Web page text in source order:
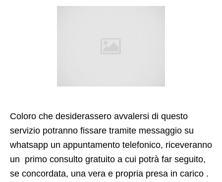
Coloro che desiderassero avvalersi di questo
servizio potranno fissare tramite messaggio su
whatsapp un appuntamento telefonico, riceveranno
un primo consulto gratuito a cui potrà far seguito,
se concordata, una vera e propria presa in carico .